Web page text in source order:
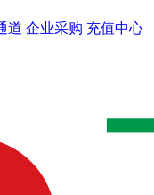
道 企业采购 充值中心